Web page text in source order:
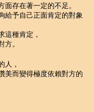
存在著一定的不足。
給予自己正面肯定的對象
這種肯定，
。
人，
美而變得極度依賴對方的